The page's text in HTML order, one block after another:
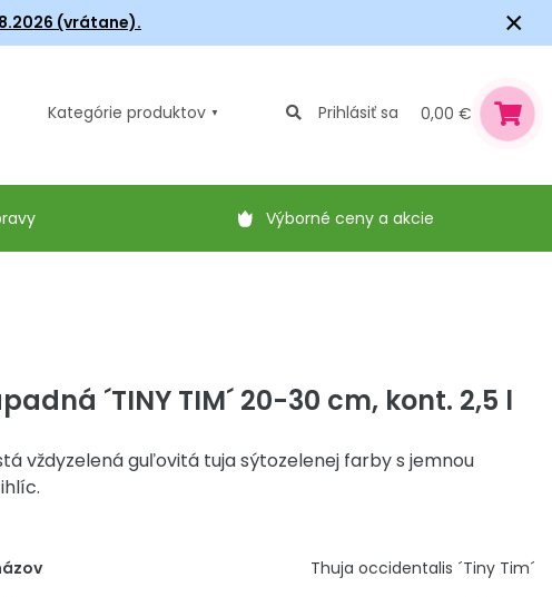
(vrátane). ×
Kategórie produktov Prihlásiť sa 0,00 €
Výborné ceny a akcie
´TINY TIM´ 20-30 cm, kont. 2,5 l
vždyzelená guľovitá tuja sýtozelenej farby s jemnou
Thuja occidentalis ´Tiny Tim´